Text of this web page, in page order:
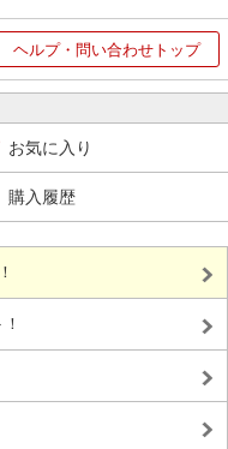
ヘルプ・問い合わせトップ
お気に入り
購入履歴